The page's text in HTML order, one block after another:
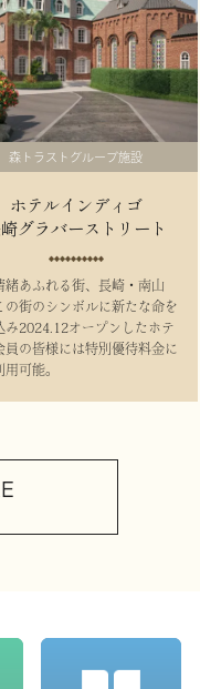
森トラストグループ施設
ホテルインディゴ
グラバーストリート
緒あふれる街、長崎・南山
の街のシンボルに新たな命を
み2024.12オープンしたホテ
員の皆様には特別優待料金に
用可能。